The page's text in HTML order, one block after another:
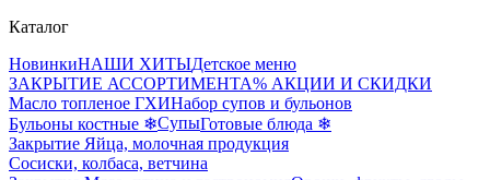
Каталог
НовинкиНАШИ ХИТЫДетское меню
ЗАКРЫТИЕ АССОРТИМЕНТА% АКЦИИ И СКИДКИ
Масло топленое ГХИНабор супов и бульонов
Бульоны костные ❄СупыГотовые блюда ❄
Закрытие Яйца, молочная продукция
Сосиски, колбаса, ветчина